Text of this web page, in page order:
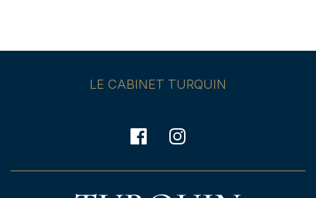
LE CABINET TURQUIN